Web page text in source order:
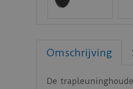
Omschrijving
De